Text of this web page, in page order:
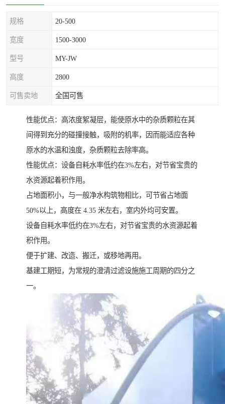
规格 20-500
宽度 1500-3000
型号 MY-JW
高度 2800
可售卖地 全国可售
性能优点：高浓度絮凝层，能使原水中的杂质颗粒在其
间得到充分的碰撞接触，吸附的机率，因而能适应各种
原水的水温和浊度，杂质颗粒去除率高。
性能优点：设备自耗水率低约在3%左右，对节省宝贵的
水资源起着积作用。
占地面积小，与一般净水构筑物相比，可节省占地面
50%以上，高度在 4.35 米左右，室内外均可安置。
设备自耗水率低约在3%左右，对节省宝贵的水资源起着
积作用。
便于扩建、改造、搬迁，或移地再用。
基建工期短，为常规的澄清过滤设施施工周期的四分之
一。